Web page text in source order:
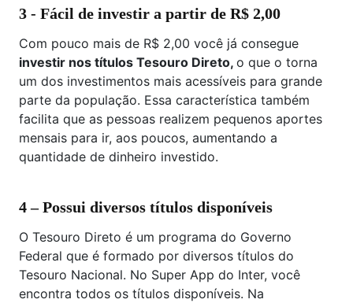
3 - Fácil de investir a partir de R$ 2,00
Com pouco mais de R$ 2,00 você já consegue
investir nos títulos Tesouro Direto, o que o torna
um dos investimentos mais acessíveis para grande
parte da população. Essa característica também
facilita que as pessoas realizem pequenos aportes
mensais para ir, aos poucos, aumentando a
quantidade de dinheiro investido.
4 – Possui diversos títulos disponíveis
O Tesouro Direto é um programa do Governo
Federal que é formado por diversos títulos do
Tesouro Nacional. No Super App do Inter, você
encontra todos os títulos disponíveis. Na